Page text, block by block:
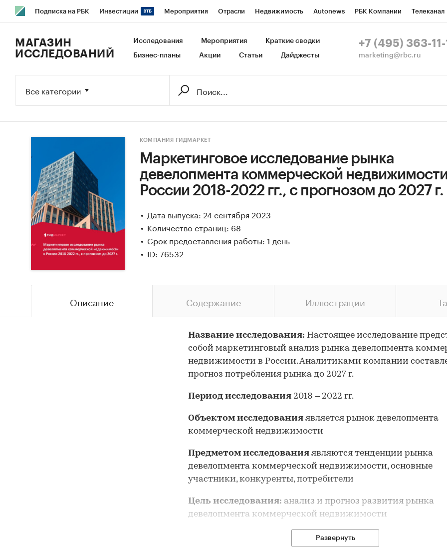
Подписка на РБК Инвестиции Мероприятия Отрасли Недвижимость Autonews РБК Компании Телеканал
Исследования Кредитные рейтинги Франшизы Газета Спецпроекты СПб Конференции СПб Спецпроекты
МАГАЗИН
ИССЛЕДОВАНИЙ
Исследования Мероприятия Краткие сводки
Бизнес-планы Акции Статьи Дайджесты
+7 (495) 363-11-
marketing@rbc.ru
Все категории
КОМПАНИЯ ГИДМАРКЕТ
Маркетинговое исследование рынка
девелопмента коммерческой
России 2018-2022 гг., с прогнозом до 2027 г.
Дата выпуска: 24 сентября 2023
Количество страниц: 68
Срок предоставления работы: 1 день
ID: 76532
Описание Содержание Иллюстрации
Название исследования: Настоящее исследование
собой маркетинговый анализ рынка девелопмента
недвижимости в России. Аналитиками компании
прогноз потребления рынка до 2027 г.
Период исследования 2018 – 2022 гг.
Объектом исследования является рынок девелопмента
коммерческой недвижимости
Предметом исследования являются тенденции рынка
девелопмента коммерческой недвижимости, основные
участники, конкуренты, потребители
Цель исследования: анализ и прогноз развития рынка
девелопмента коммерческой недвижимости
Развернуть